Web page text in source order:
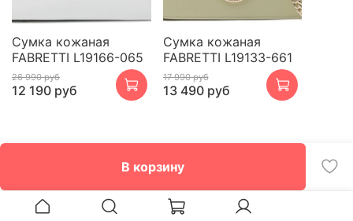
В корзину
Сумка кожаная
FABRETTI L19166-065
26 990 руб
12 190 руб
Сумка кожаная
FABRETTI L19133-661
17 990 руб
13 490 руб